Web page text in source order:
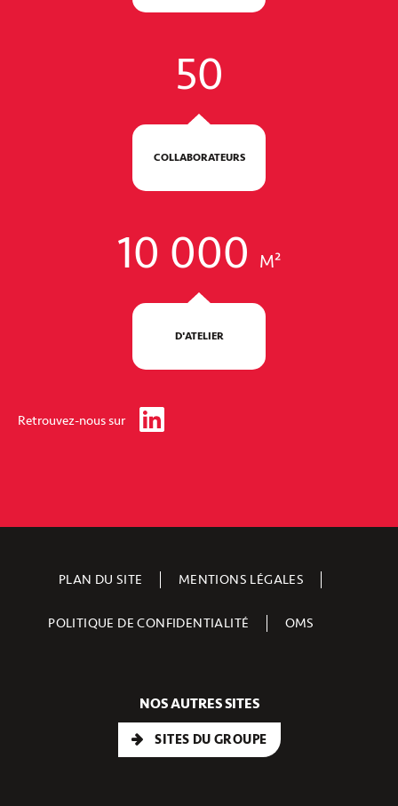
50
COLLABORATEURS
10 000 M²
D'ATELIER
Retrouvez-nous sur
PLAN DU SITE MENTIONS LÉGALES
POLITIQUE DE CONFIDENTIALITÉ OMS
NOS AUTRES SITES
SITES DU GROUPE
Groupe Legendre